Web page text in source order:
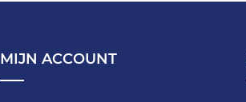
MIJN ACCOUNT